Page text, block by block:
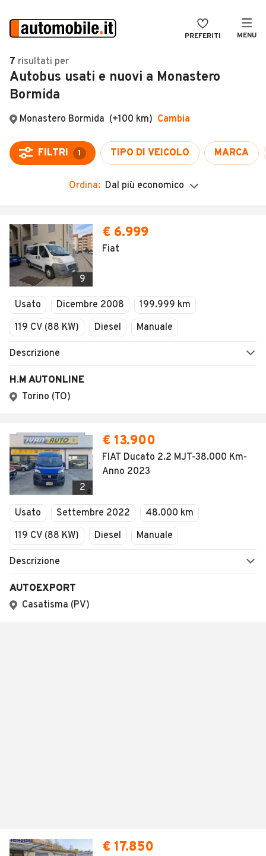
PREFERITI MENU
Auto
Auto usate
Auto Km 0
Auto Nuove
Moto
Camper
Veicoli Commerciali
Concessionari
VENDI
MAGAZINE
ACCEDI
7 risultati per
Autobus usati e nuovi a Monastero
Bormida
Monastero Bormida (+100 km) Cambia
FILTRI 1 TIPO DI VEICOLO MARCA
Ordina: Dal più economico
9
€ 6.999
Fiat
Usato Dicembre 2008
199.999 km
119 CV (88 KW)
Diesel Manuale
Descrizione
H.M AUTONLINE
Torino (TO)
2
€ 13.900
FIAT Ducato 2.2 MJT-38.000 Km-
Anno 2023
Usato Settembre 2022
48.000 km
119 CV (88 KW)
Diesel Manuale
Descrizione
AUTOEXPORT
Casatisma (PV)
€ 17.850